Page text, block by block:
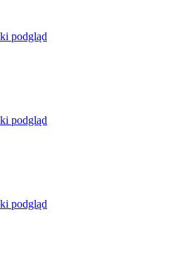
podgląd
podgląd
podgląd